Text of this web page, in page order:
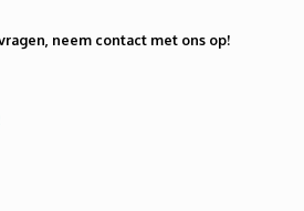
neem contact met ons op!